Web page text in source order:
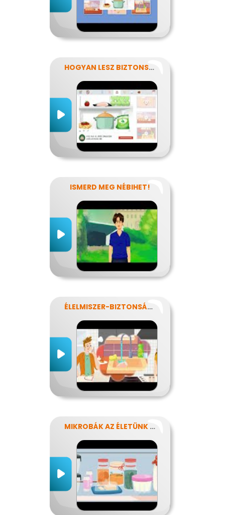
HOGYAN LESZ BIZTONSÁGOS, AMIT MEGESZEL?
ISMERD MEG NÉBIHET!
ÉLELMISZER-BIZTONSÁG, NÉBIH, EFSA
MIKROBÁK AZ ÉLETÜNK SZÁMOS TERÜLETÉN